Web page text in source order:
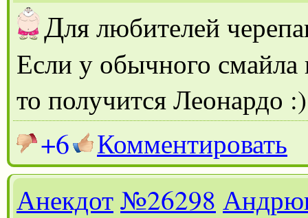
Для любителей
Если у обычного
то получится Леонардо :)
+6
Комментировать
Анекдот№26298